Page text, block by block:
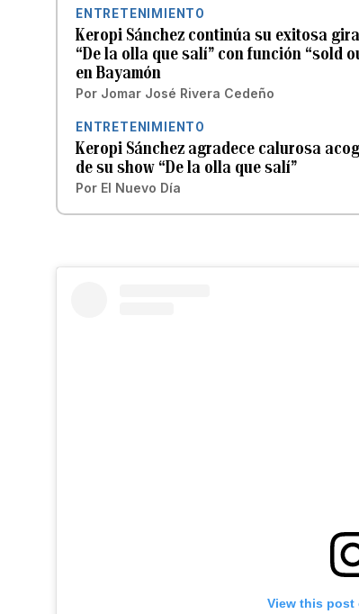
ENTRETENIMIENTO
Keropi Sánchez continúa su exitosa gira
“De la olla que salí” con función “sold
en Bayamón
Por Jomar José Rivera Cedeño
ENTRETENIMIENTO
Keropi Sánchez agradece calurosa
de su show “De la olla que salí”
Por El Nuevo Día
View this post